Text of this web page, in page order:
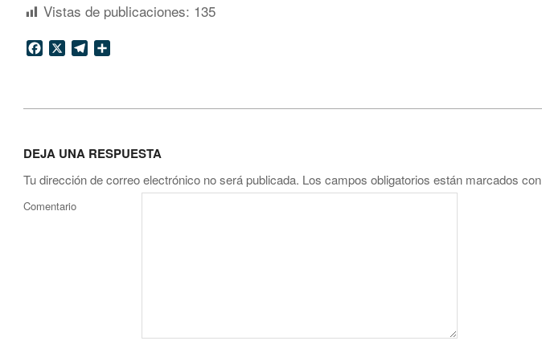
Vistas de publicaciones: 135
Facebook
X Telegram
17
DEJA UNA RESPUESTA
Tu dirección de correo electrónico no será publicada. Los campos obligatorios están marcados con
Comentario